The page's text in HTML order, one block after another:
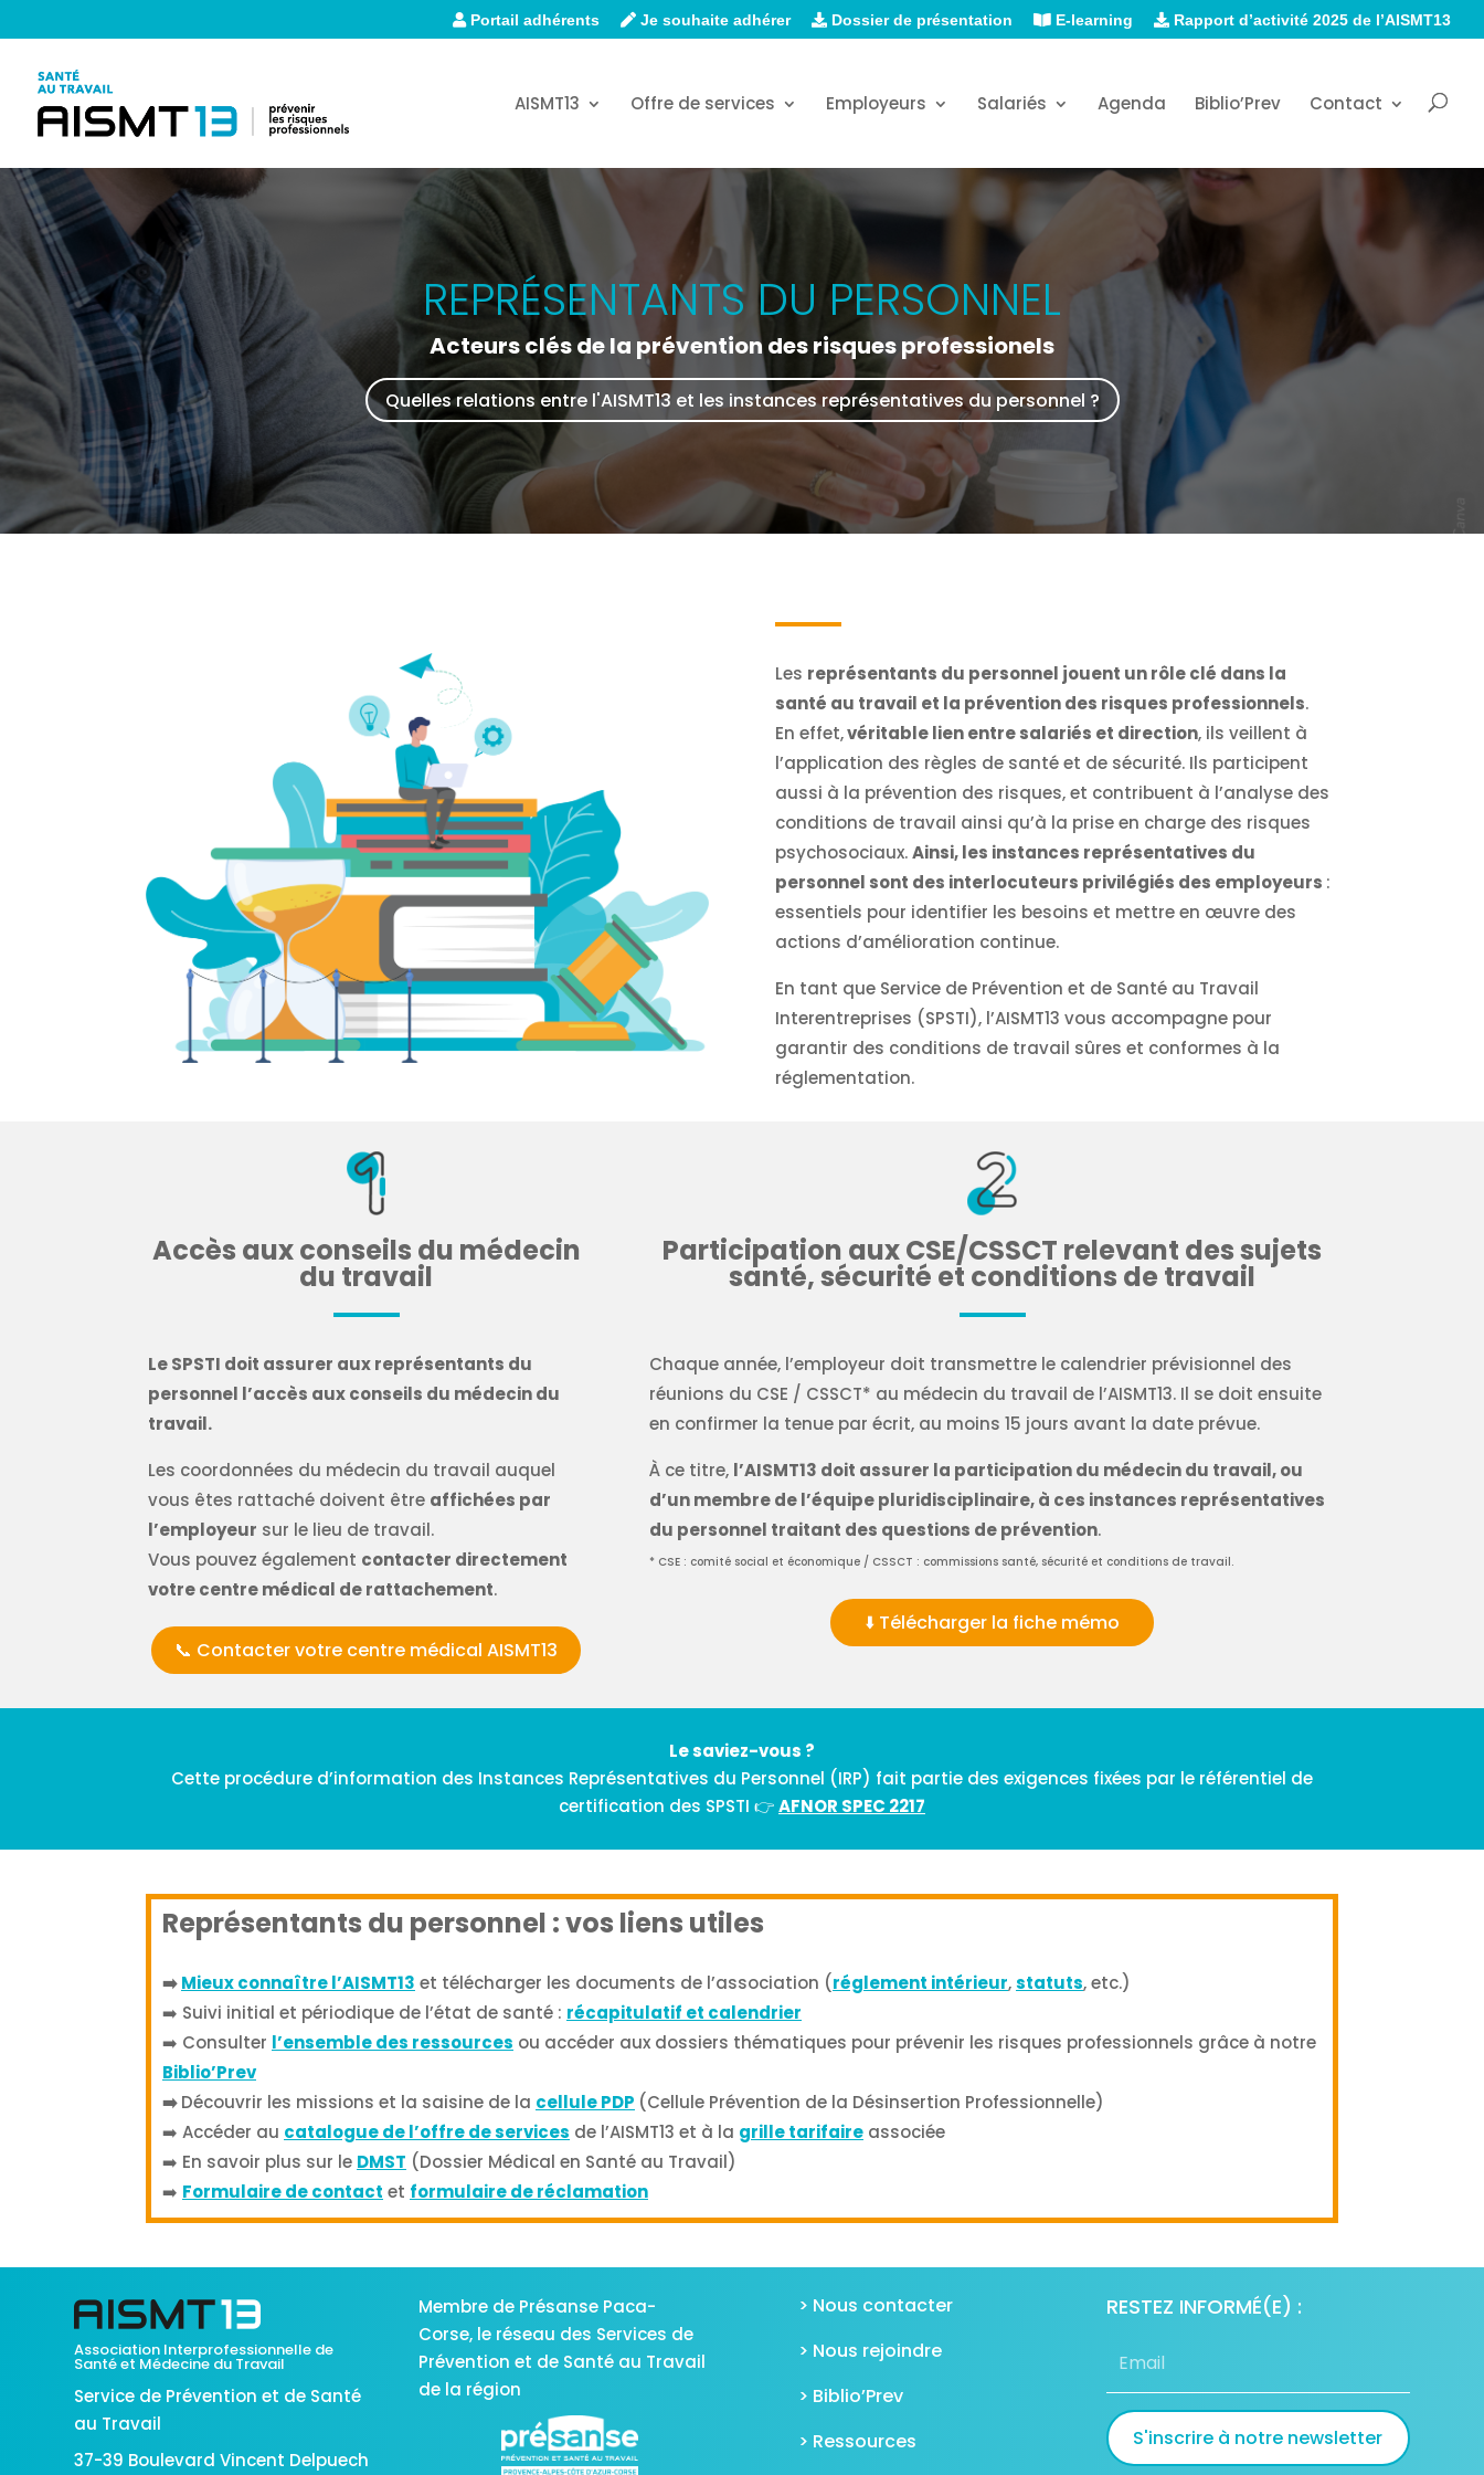
Portail adhérents Je souhaite adhérer Dossier de présentation E-learning Rapport d’activité 2025 de l’AISMT13
AISMT13 Offre de services Employeurs Salariés Agenda Biblio’Prev Contact
REPRÉSENTANTS DU PERSONNEL
Acteurs clés de la prévention des risques professionels
Quelles relations entre l'AISMT13 et les instances représentatives du personnel ?
Les représentants du personnel jouent un rôle clé dans la
santé au travail et la prévention des risques professionnels.
En effet,véritable lien entre salariés et direction, ils veillent à
l’application des règles de santé et de sécurité. Ils participent
aussi à la prévention des risques, et contribuent à l’analyse des
conditions de travail ainsi qu’à la prise en charge des risques
psychosociaux.Ainsi, les instances représentatives du
personnel sont des interlocuteurs privilégiés des employeurs :
essentiels pour identifier les besoins et mettre en œuvre des
actions d’amélioration continue.
En tant que Service de Prévention et de Santé au Travail
Interentreprises (SPSTI), l’AISMT13 vous accompagne pour
garantir des conditions de travail sûres et conformes à la
réglementation.
Accès aux conseils du médecin
du travail
Le SPSTI doit assurer aux représentants du
personnel l’accès aux conseils du médecin du
travail.
Les coordonnées du médecin du travail auquel
vous êtes rattaché doivent être affichées par
l’employeur sur le lieu de travail.
Vous pouvez également contacter directement
votre centre médical de rattachement.
📞 Contacter votre centre médical AISMT13
Participation aux CSE/CSSCT relevant des sujets
santé, sécurité et conditions de travail
Chaque année, l’employeur doit transmettre le calendrier prévisionnel des
réunions du CSE / CSSCT* au médecin du travail de l’AISMT13. Il se doit ensuite
en confirmer la tenue par écrit, au moins 15 jours avant la date prévue.
À ce titre, l’AISMT13 doit assurer la participation du médecin du travail, ou
d’un membre de l’équipepluridisciplinaire, à ces instances représentatives
du personnel traitant des questions de prévention.
* CSE : comité social et économique / CSSCT : commissions santé, sécurité et conditions de travail.
⬇️ Télécharger la fiche mémo
Le saviez-vous ?
Cette procédure d’information des Instances Représentatives du Personnel (IRP) fait partie des exigences fixées par le référentiel de
certification des SPSTI 👉AFNOR SPEC 2217
Représentants du personnel : vos liens utiles
➡️Mieux connaître l’AISMT13 et télécharger les documents de l’association (réglement intérieur,statuts, etc.)
➡️ Suivi initial et périodique de l’état de santé : récapitulatif et calendrier
➡️ Consulter l’ensemble des ressources ou accéder aux dossiers thématiques pour prévenir les risques professionnels grâce à notre
Biblio’Prev
➡️Découvrir les missions et la saisine de la cellule PDP (Cellule Prévention de la Désinsertion Professionnelle)
➡️ Accéder au catalogue de l’offre de services de l’AISMT13 et à la grille tarifaire associée
➡️ En savoir plus sur le DMST (Dossier Médical en Santé au Travail)
➡️ Formulaire de contact et formulaire de réclamation
Association Interprofessionnelle de
Santé et Médecine du Travail
Service de Prévention et de Santé
au Travail
37-39 Boulevard Vincent Delpuech
Membre de Présanse Paca-
Corse, le réseau des Services de
Prévention et de Santé au Travail
de la région
> Nous contacter
> Nous rejoindre
> Biblio’Prev
> Ressources
RESTEZ INFORMÉ(E) :
S'inscrire à notre newsletter